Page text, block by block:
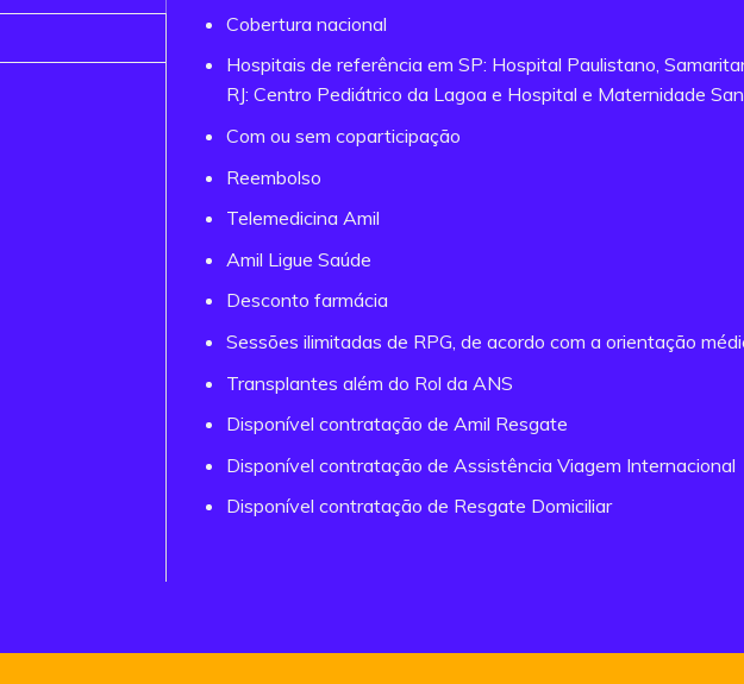
Cobertura nacional
Hospitais de referência em SP: Hospital Paulistano,
RJ: Centro Pediátrico da Lagoa e Hospital e Maternidade
Com ou sem coparticipação
Reembolso
Telemedicina Amil
Amil Ligue Saúde
Desconto farmácia
Sessões ilimitadas de RPG, de acordo com a orientação
Transplantes além do Rol da ANS
Disponível contratação de Amil Resgate
Disponível contratação de Assistência Viagem Internacional
Disponível contratação de Resgate Domiciliar